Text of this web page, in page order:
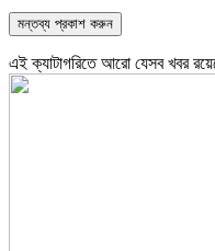
এই ক্যাটাগরিতে আরো যেসব খবর